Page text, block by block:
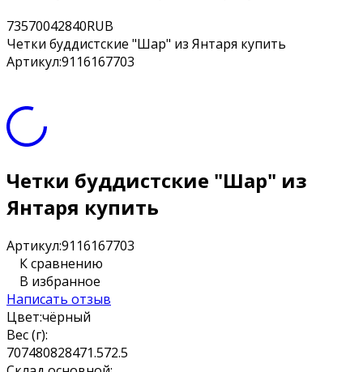
73570042840RUB
Четки буддистские "Шар" из Янтаря купить
Артикул:9116167703
Четки буддистские "Шар" из
Янтаря купить
Артикул:9116167703
К сравнению
В избранное
Написать отзыв
Цвет:чёрный
Вес (г):
707480828471.572.5